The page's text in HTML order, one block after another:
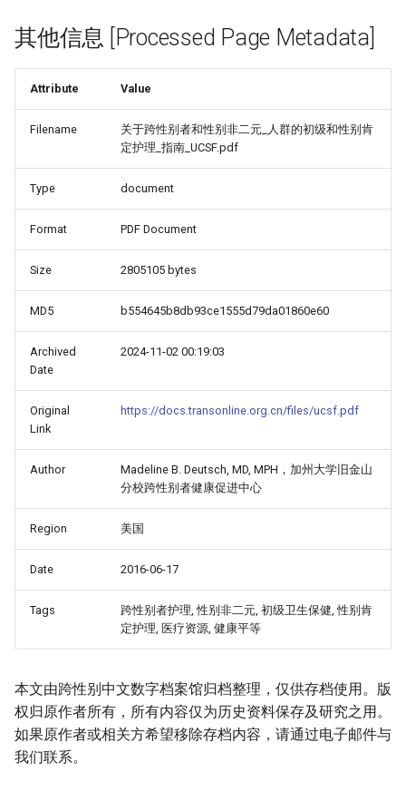
其他信息 [Processed Page Metadata]
Attribute Value
Filename
关于跨性别者和性别非二元_人群的初级和性别肯
定护理_指南_UCSF.pdf
Type document
Format PDF Document
Size 2805105 bytes
MD5 b554645b8db93ce1555d79da01860e60
Archived
Date
2024-11-02 00:19:03
Original
Link
https://docs.transonline.org.cn/files/ucsf.pdf
Author
Madeline B. Deutsch, MD, MPH，加州大学旧金山
分校跨性别者健康促进中心
Region 美国
Date 2016-06-17
Tags
跨性别者护理, 性别非二元, 初级卫生保健, 性别肯
定护理, 医疗资源, 健康平等
本文由跨性别中文数字档案馆归档整理，仅供存档使用。版
权归原作者所有，所有内容仅为历史资料保存及研究之用。
如果原作者或相关方希望移除存档内容，请通过电子邮件与
我们联系。